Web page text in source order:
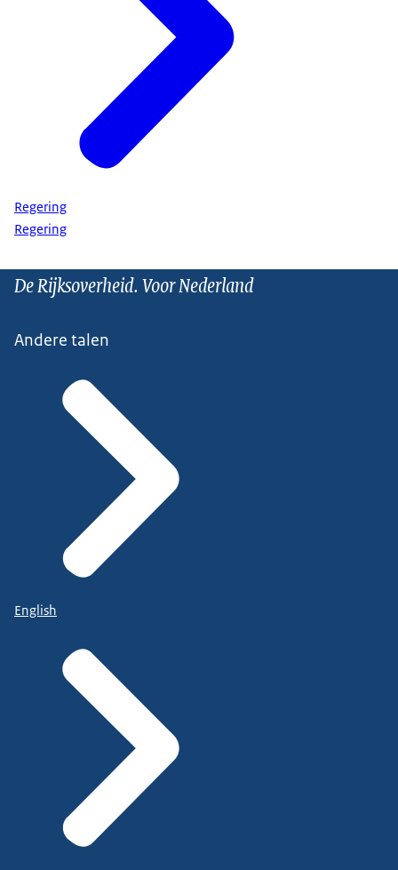
Regering
Regering
De Rijksoverheid. Voor Nederland
Andere talen
English